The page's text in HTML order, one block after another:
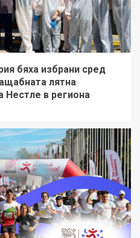
бяха избрани сред
лятна
Нестле в региона